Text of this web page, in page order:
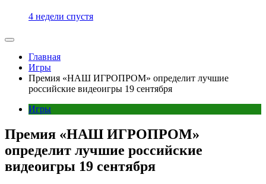
4 недели спустя
Главная
Игры
Премия «НАШ ИГРОПРОМ» определит лучшие
российские видеоигры 19 сентября
Игры
Премия «НАШ ИГРОПРОМ»
определит лучшие российские
видеоигры 19 сентября